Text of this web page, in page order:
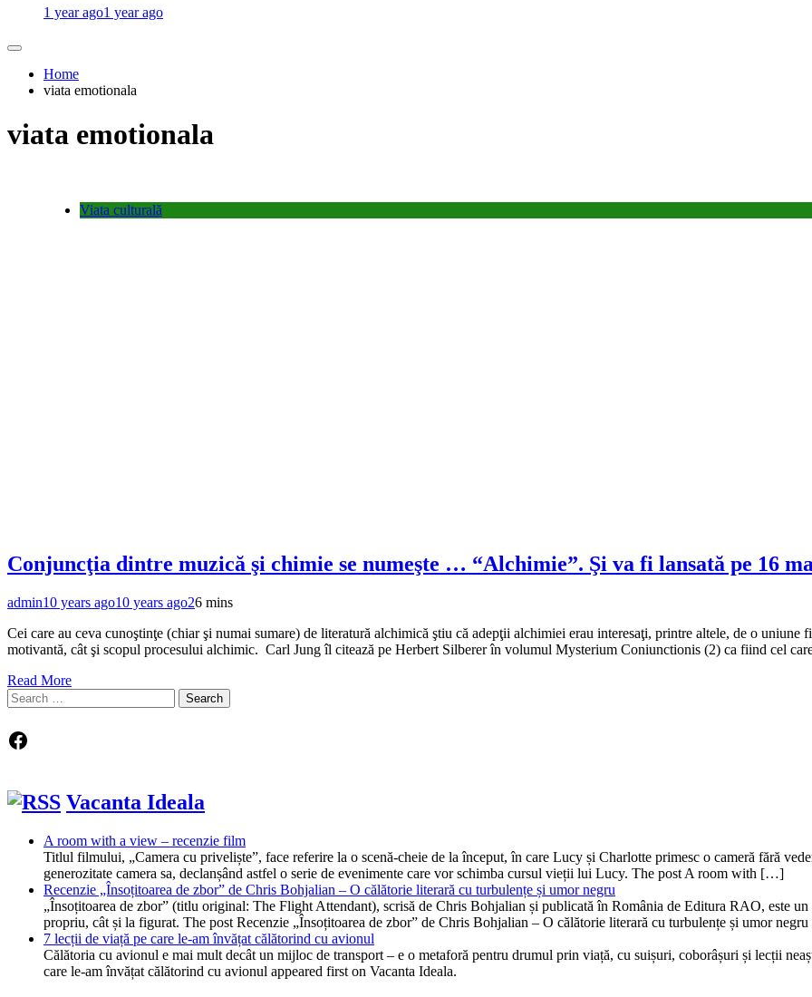
1 year ago1 year ago
Home
viata emotionala
viata emotionala
Viata culturală
Conjuncţia dintre muzică şi chimie se numeşte … “Alchimie”. Şi va fi lansată pe 16
admin10 years ago10 years ago26 mins
Cei care au ceva cunoştinţe (chiar şi numai sumare) de literatură alchimică ştiu că adepţii alchimiei erau interesaţi, printre altele, de o
motivantă, cât şi scopul procesului alchimic. Carl Jung îl citează pe Herbert Silberer în volumul Mysterium Coniunctionis (2) ca fiind cel
Read More
Search
for:
Facebook
Vacanta Ideala
A room with a view – recenzie film
Titlul filmului, „Camera cu priveliște”, face referire la o scenă-cheie de la început, în care Lucy și Charlotte primesc o cameră fără
generozitate camera sa, declanșând astfel o serie de evenimente care vor schimba cursul vieții lui Lucy. The post A room with […]
Recenzie „Însoțitoarea de zbor” de Chris Bohjalian – O călătorie literară cu turbulențe și umor negru
„Însoțitoarea de zbor” (titlu original: The Flight Attendant), scrisă de Chris Bohjalian și publicată în România de Editura RAO, este
propriu, cât și la figurat. The post Recenzie „Însoțitoarea de zbor” de Chris Bohjalian – O călătorie literară cu turbulențe și umor
7 lecții de viață pe care le-am învățat călătorind cu avionul
Călătoria cu avionul e mai mult decât un mijloc de transport – e o metaforă pentru drumul prin viață, cu suișuri, coborâșuri și lecții
care le-am învățat călătorind cu avionul appeared first on Vacanta Ideala.